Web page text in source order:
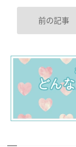
前の記事